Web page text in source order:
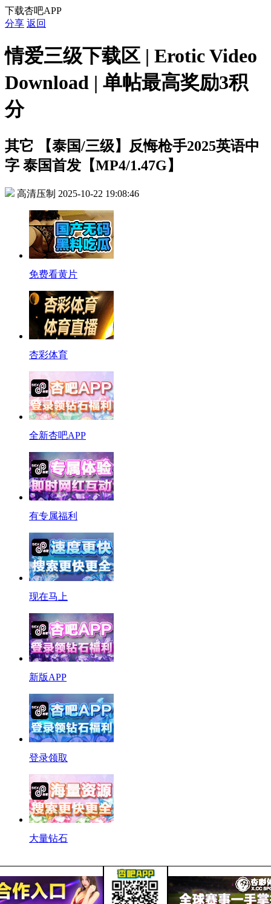
下载杏吧APP
分享 返回
情爱三级下载区 | Erotic Video
Download | 单帖最高奖励3积
分
其它
【泰国/三级】反悔枪手2025英语中
字 泰国首发【MP4/1.47G】
高清压制 2025-10-22 19:08:46
免费看黄片
杏彩体育
全新杏吧APP
有专属福利
现在马上
新版APP
登录领取
大量钻石